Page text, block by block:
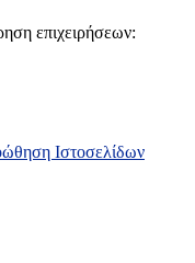
επιχειρήσεων:
Ιστοσελίδων